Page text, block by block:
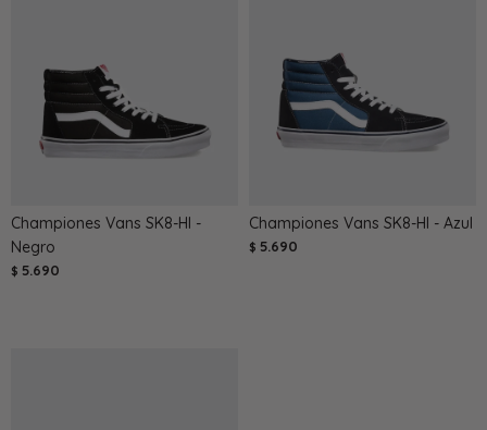
Championes Vans SK8-HI -
Negro
$ 5.690
Championes Vans SK8-HI - Azul
$ 5.690